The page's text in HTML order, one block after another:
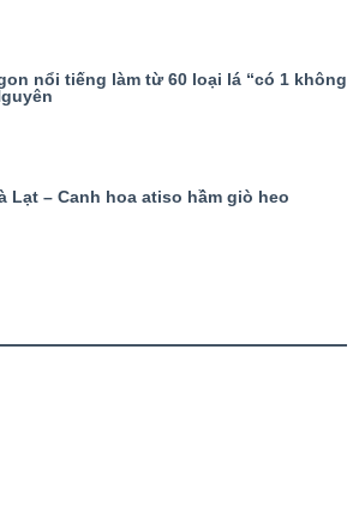
nổi tiếng làm từ 60 loại lá “có 1 không
Lạt – Canh hoa atiso hầm giò heo